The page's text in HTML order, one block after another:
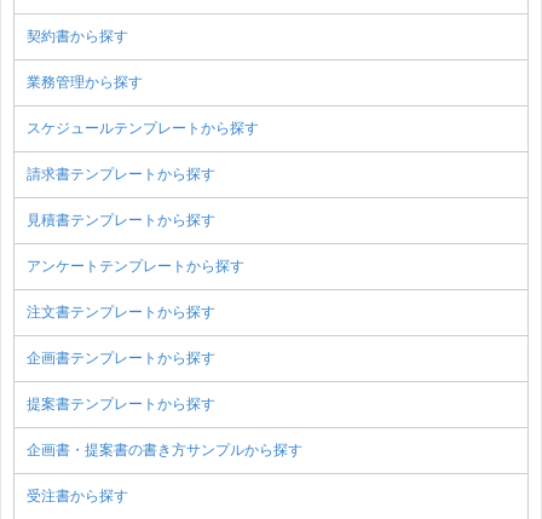
契約書から探す
業務管理から探す
スケジュールテンプレートから探す
請求書テンプレートから探す
見積書テンプレートから探す
アンケートテンプレートから探す
注文書テンプレートから探す
企画書テンプレートから探す
提案書テンプレートから探す
企画書・提案書の書き方サンプルから探す
受注書から探す